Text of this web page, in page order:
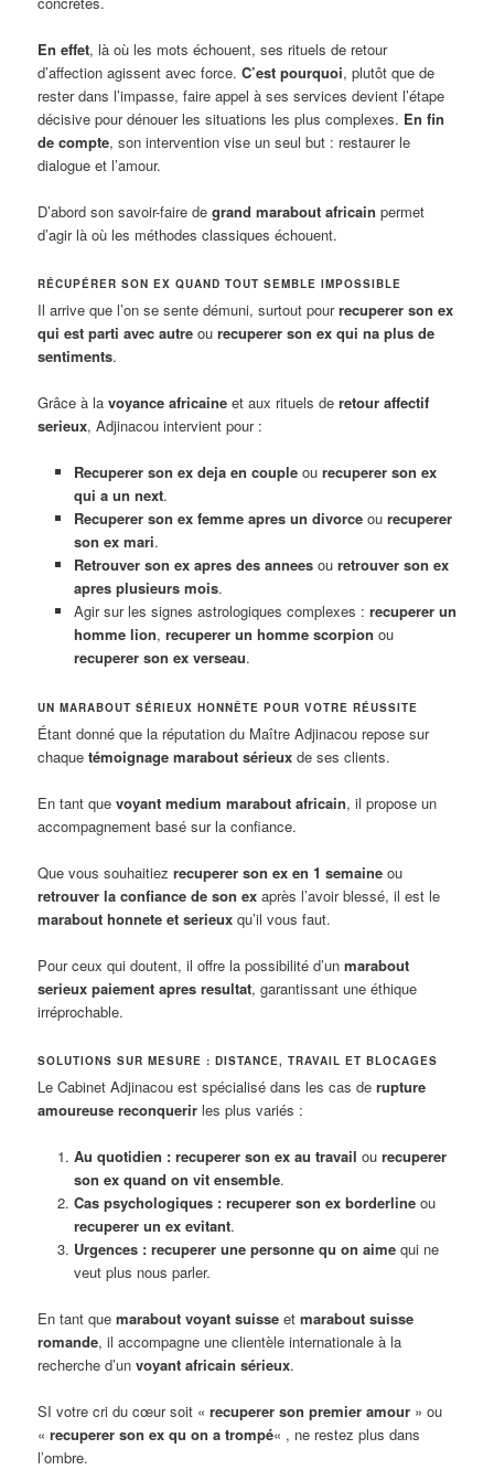
En effet, là où les mots échouent, ses rituels de retour
d’affection agissent avec force.C’est pourquoi, plutôt que de
rester dans l’impasse, faire appel à ses services devient l’étape
décisive pour dénouer les situations les plus complexes. En fin
de compte, son intervention vise un seul but : restaurer le
dialogue et l’amour.
D’abord son savoir-faire degrand marabout africain permet
d’agir là où les méthodes classiques échouent.
RÉCUPÉRER SON EX QUAND TOUT SEMBLE IMPOSSIBLE
Il arrive que l’on se sente démuni, surtout pourrecuperer son ex
qui est parti avec autre ourecuperer son ex qui na plus de
sentiments.
Grâce à lavoyance africaine et aux rituels deretour affectif
serieux, Adjinacou intervient pour :
Recuperer son ex deja en coupleou recuperer son ex
qui a un next.
Recuperer son ex femme apres un divorceou recuperer
son ex mari.
Retrouver son ex apres des anneesou retrouver son ex
apres plusieurs mois.
Agir sur les signes astrologiques complexes : recuperer un
homme lion, recuperer un homme scorpion ou
recuperer son ex verseau.
UN MARABOUT SÉRIEUX HONNÊTE POUR VOTRE RÉUSSITE
Étant donné que la réputation du Maître Adjinacou repose sur
chaquetémoignage marabout sérieux de ses clients.
En tant quevoyant medium marabout africain, il propose un
accompagnement basé sur la confiance.
Que vous souhaitiezrecuperer son ex en 1 semaine ou
retrouver la confiance de son ex après l’avoir blessé, il est le
marabout honnete et serieux qu’il vous faut.
Pour ceux qui doutent, il offre la possibilité d’unmarabout
serieux paiement apres resultat, garantissant une éthique
irréprochable.
SOLUTIONS SUR MESURE : DISTANCE, TRAVAIL ET BLOCAGES
Le Cabinet Adjinacou est spécialisé dans les cas derupture
amoureuse reconquerir les plus variés :
Au quotidien : recuperer son ex au travail ou recuperer
son ex quand on vit ensemble.
Cas psychologiques : recuperer son ex borderlineou
recuperer un ex evitant.
Urgences : recuperer une personne qu on aimequi ne
veut plus nous parler.
En tant quemarabout voyant suisse etmarabout suisse
romande, il accompagne une clientèle internationale à la
recherche d’unvoyant africain sérieux.
SI votre cri du cœur soit «recuperer son premier amour » ou
«recuperer son ex qu on a trompé« , ne restez plus dans
l’ombre.